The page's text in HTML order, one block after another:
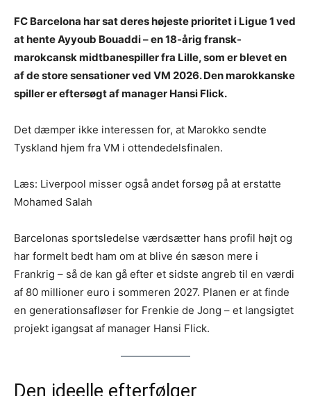
FC Barcelona har sat deres højeste prioritet i Ligue 1 ved
at hente Ayyoub Bouaddi – en 18-årig fransk-
marokcansk midtbanespiller fra Lille, som er blevet en
af de store sensationer ved VM 2026. Den marokkanske
spiller er eftersøgt af manager Hansi Flick.
Det dæmper ikke interessen for, at Marokko sendte
Tyskland hjem fra VM i ottendedelsfinalen.
Læs: Liverpool misser også andet forsøg på at erstatte
Mohamed Salah
Barcelonas sportsledelse værdsætter hans profil højt og
har formelt bedt ham om at blive én sæson mere i
Frankrig – så de kan gå efter et sidste angreb til en værdi
af 80 millioner euro i sommeren 2027. Planen er at finde
en generationsafløser for Frenkie de Jong – et langsigtet
projekt igangsat af manager Hansi Flick.
Den ideelle efterfølger